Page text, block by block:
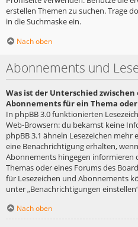
erstellen Themen zu suchen. Trage
in die Suchmaske ein.
Nach oben
Abonnements und
Was ist der Unterschied
Abonnements für ein Thema
In phpBB 3.0 funktionierten
Web-Browsern: du bekamst keine
phpBB 3.1 ähneln Lesezeichen
eine Benachrichtigung erhalten,
Abonnements hingegen informieren
Themas oder eines Forums des
für Lesezeichen und Abonnements
unter „Benachrichtigungen
Nach oben